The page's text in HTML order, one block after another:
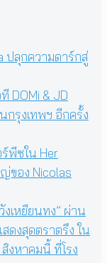
ปลุกความดาร์กสู่
DOMi & JD
กรุงเทพฯ อีกครั้ง
พีซใน Her
ของ Nicolas
เหยียนทง” ผ่าน
ดงสุดตราตรึง ใน
งหาคมนี้ ที่โรง